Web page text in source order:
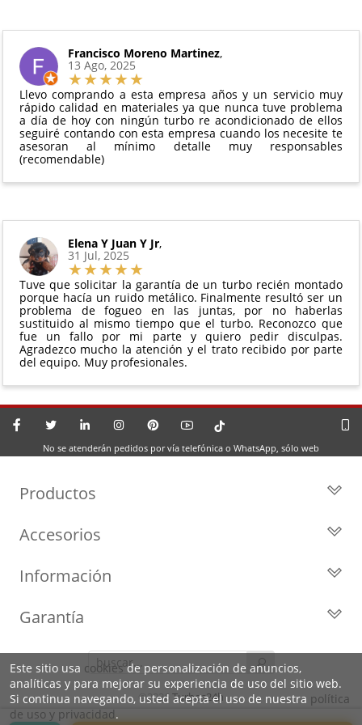
y compresores de aire acondicionado.
Todas nuestras garantías cumplen con la legislación
vigente. Consulta nuestras
para más información.
pedido.
El productono debe haber sido montado ni
manipulado
Debe devolverse en su
perfectas condiciones
Francisco Moreno Martinez,
13 Ago, 2025
Llevo comprando a esta empresa años y un servicio muy
rápido calidad en materiales ya que nunca tuve problema
a día de hoy con ningún turbo re acondicionado de ellos
seguiré contando con esta empresa cuando los necesite te
asesoran al mínimo detalle muy responsables
(recomendable)
Elena Y Juan Y Jr,
31 Jul, 2025
Tuve que solicitar la garantía de un turbo recién montado
porque hacía un ruido metálico. Finalmente resultó ser un
problema de fogueo en las juntas, por no haberlas
sustituido al mismo tiempo que el turbo. Reconozco que
fue un fallo por mi parte y quiero pedir disculpas.
Agradezco mucho la atención y el trato recibido por parte
del equipo. Muy profesionales.
No se atenderán pedidos por vía telefónica o WhatsApp, sólo web
Productos
Turbos por Marca
Cartuchos
Accesorios
Geometrías
Kits de Juntas
Motores de arranque
Información
Privacidad y Aviso Legal
Preguntas Frecuentes
Identifica tu turbo
Política de Cookies
Sobre Nosotros
Garantía
Líderes en el sector
Condiciones de venta,
envíos y devoluciones
©2026 Turbos24h
Este sitio usa cookiesde personalización de anuncios,
analíticas y para mejorar su experiencia de uso del sitio web.
Si continua navegando, usted acepta el uso de nuestra política
de uso y privacidad.